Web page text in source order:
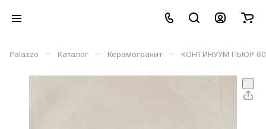
Palazzo – Каталог – Керамогранит – КОНТИНУУМ ПЬЮР 60